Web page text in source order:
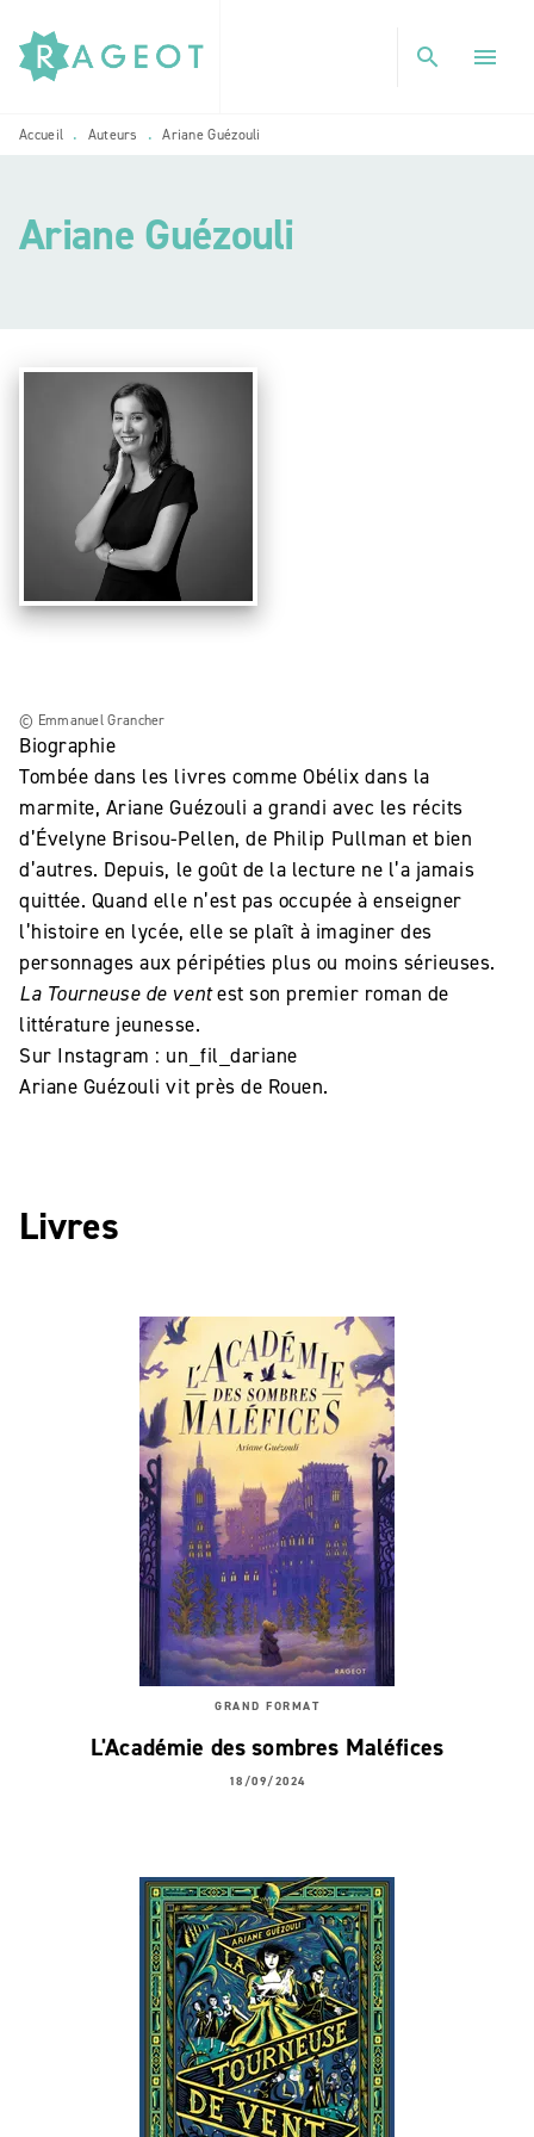
MENU RECHERCHE
PIED DE PAGE
search menu
Accueil • Auteurs • Ariane Guézouli
Ariane Guézouli
Biographie
Tombée dans les livres comme Obélix dans la
marmite, Ariane Guézouli a grandi avec les récits
d’Évelyne Brisou-Pellen, de Philip Pullman et bien
d’autres. Depuis, le goût de la lecture ne l’a jamais
quittée. Quand elle n’est pas occupée à enseigner
l’histoire en lycée, elle se plaît à imaginer des
personnages aux péripéties plus ou moins sérieuses.
La Tourneuse de ventest son premier roman de
littérature jeunesse.
Sur Instagram : un_fil_dariane
Ariane Guézouli vit près de Rouen.
© Emmanuel Grancher
Livres
GRAND FORMAT
L'Académie des sombres Maléfices
18/09/2024